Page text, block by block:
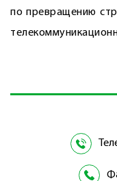
по превращению